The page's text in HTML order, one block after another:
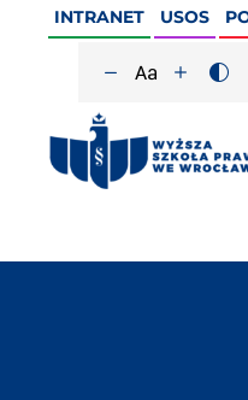
INTRANET USOS